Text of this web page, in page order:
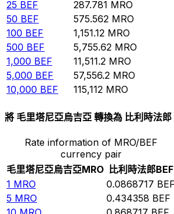
25 BEF 287.781 MRO
50 BEF 575.562 MRO
100 BEF 1,151.12 MRO
500 BEF 5,755.62 MRO
1,000 BEF 11,511.2 MRO
5,000 BEF 57,556.2 MRO
10,000 BEF 115,112 MRO
將 毛里塔尼亞烏吉亞 轉換為 比利時法郎
Rate information of MRO/BEF
currency pair
毛里塔尼亞烏吉亞MRO 比利時法郎BEF
1 MRO 0.0868717 BEF
5 MRO 0.434358 BEF